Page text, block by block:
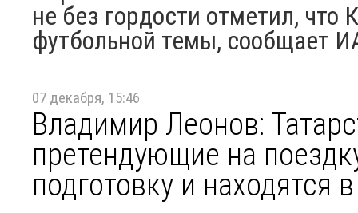
не без гордости отметил, что
футбольной темы, сообщает
07 декабря, 15:46
Владимир Леонов:
претендующие на
подготовку и находятся